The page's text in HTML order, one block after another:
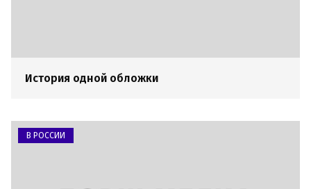
История одной обложки
В РОССИИ